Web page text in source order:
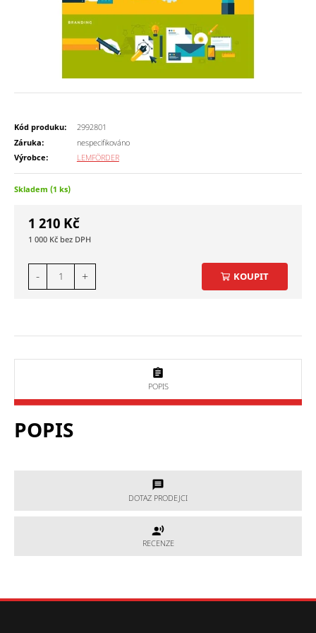
Kód produku:
2992801
Záruka:
nespecifikováno
Výrobce:
LEMFÖRDER
Skladem (1 ks)
1 210 Kč
1 000 Kč
- + KOUPIT
POPIS
POPIS
DOTAZ PRODEJCI
DOTAZ PRODEJCI
Neváhejte se na nás obrátit a my Vám rádi pomůžeme.
RECENZE